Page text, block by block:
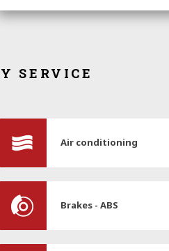
SERVICE
Air conditioning
Brakes - ABS